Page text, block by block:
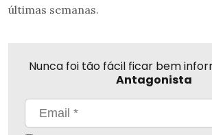
últimas semanas.
Nunca foi tão fácil ficar bem
Antagonista